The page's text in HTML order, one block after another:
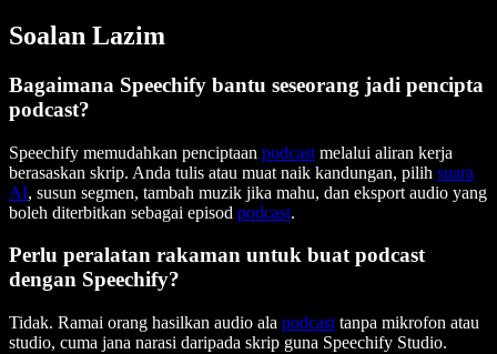
Soalan Lazim
Bagaimana Speechify bantu seseorang jadi pencipta
podcast?
Speechify memudahkan penciptaan podcast melalui aliran kerja
berasaskan skrip. Anda tulis atau muat naik kandungan, pilih suara
AI, susun segmen, tambah muzik jika mahu, dan eksport audio yang
boleh diterbitkan sebagai episod podcast.
Perlu peralatan rakaman untuk buat podcast
dengan Speechify?
Tidak. Ramai orang hasilkan audio ala podcast tanpa mikrofon atau
studio, cuma jana narasi daripada skrip guna Speechify Studio.